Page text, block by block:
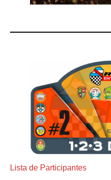
Lista de Participantes